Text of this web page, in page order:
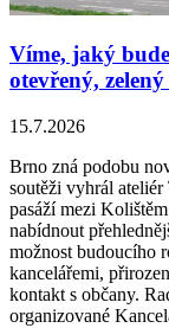
Víme, jaký
otevřený,
15.7.2026
Brno zná podobu
soutěži vyhrál ateliér
pasáží mezi
nabídnout
možnost budoucího
kancelářemi,
kontakt s občany.
organizované